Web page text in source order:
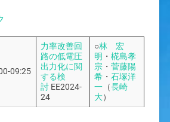
09:25
力率改善回
路の低電圧
出力化に関
する検
討 EE2024-
24
○林 宏
明 ・ 椛島孝
宗・ 菅藤陽
希・ 石塚洋
一（長崎
大）